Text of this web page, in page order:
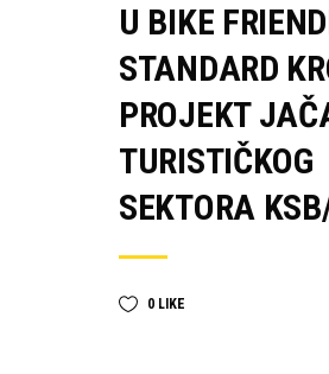
U BIKE
STANDARD
PROJEKT
TURISTIČKOG
SEKTORA
0 LIKE